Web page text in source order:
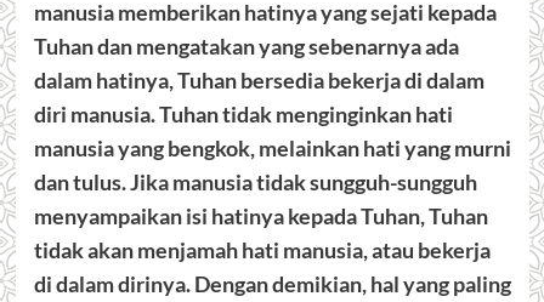
manusia memberikan hatinya yang sejati kepada
Tuhan dan mengatakan yang sebenarnya ada
dalam hatinya, Tuhan bersedia bekerja di dalam
diri manusia. Tuhan tidak menginginkan hati
manusia yang bengkok, melainkan hati yang murni
dan tulus. Jika manusia tidak sungguh-sungguh
menyampaikan isi hatinya kepada Tuhan, Tuhan
tidak akan menjamah hati manusia, atau bekerja
di dalam dirinya. Dengan demikian, hal yang paling